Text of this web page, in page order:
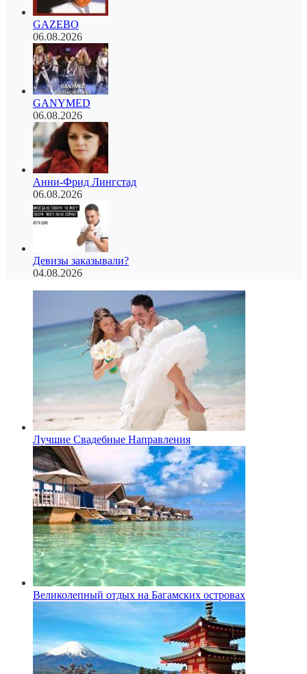
GAZEBO
06.08.2026
GANYMED
06.08.2026
Анни-Фрид Лингстад
06.08.2026
Девизы заказывали?
04.08.2026
Лучшие Свадебные Направления
Великолепный отдых на Багамских островах